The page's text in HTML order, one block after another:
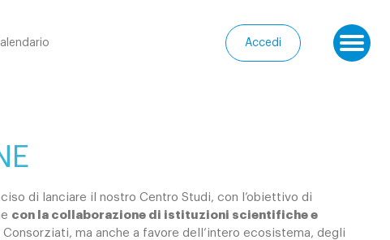
Accedi
di lanciare il nostro Centro Studi, con l’obiettivo di
con la collaborazione di istituzioni scientifiche e
Consorziati, ma anche a favore dell’intero ecosistema, degli